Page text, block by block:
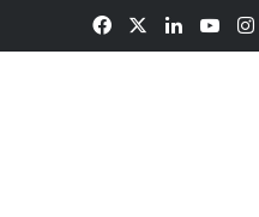
FacebookLinkedIn